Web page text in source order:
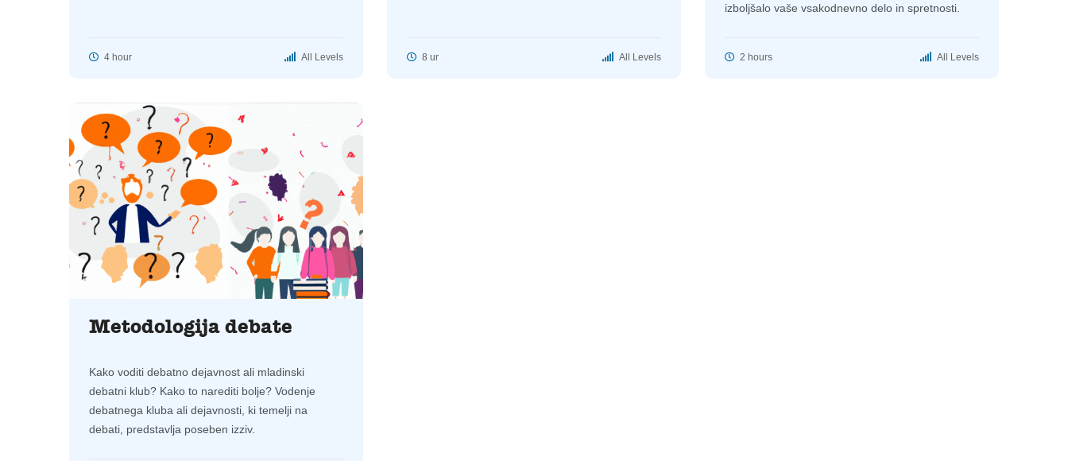
4 hour All Levels 8 ur All Levels
izboljšalo vaše vsakodnevno delo in spretnosti.
2 hours All Levels
Metodologija debate
Kako voditi debatno dejavnost ali mladinski
debatni klub? Kako to narediti bolje? Vodenje
debatnega kluba ali dejavnosti, ki temelji na
debati, predstavlja poseben izziv.